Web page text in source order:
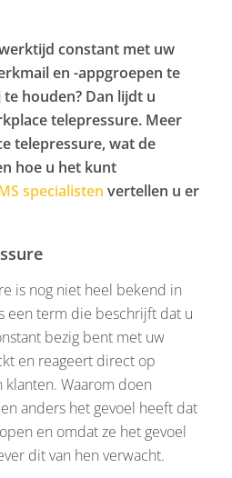
constant met uw
en -appgroepen te
houden? Dan lijdt u
telepressure. Meer
telepressure, wat de
hoe u het kunt
specialisten vertellen u er
is nog niet heel bekend in
een term die beschrijft dat u
bezig bent met uw
en reageert direct op
Waarom doen
anders het gevoel heeft dat
en omdat ze het gevoel
dit van hen verwacht.